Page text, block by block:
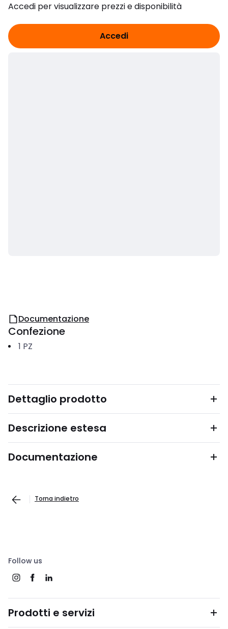
Accedi per visualizzare prezzi e disponibilità
Accedi
Documentazione
Confezione
1 PZ
Dettaglio prodotto
Descrizione estesa
Documentazione
Torna indietro
Follow us
Prodotti e servizi